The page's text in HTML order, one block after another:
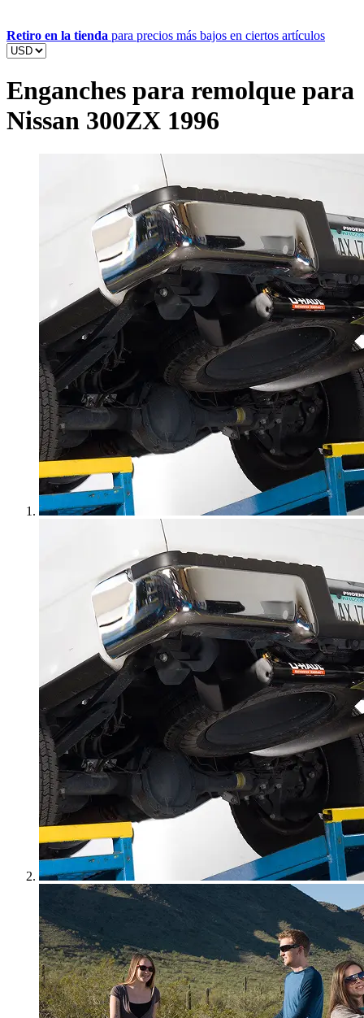
Retiro en la tienda para precios más bajos en ciertos artículos
Enganches para remolque para
Nissan 300ZX 1996